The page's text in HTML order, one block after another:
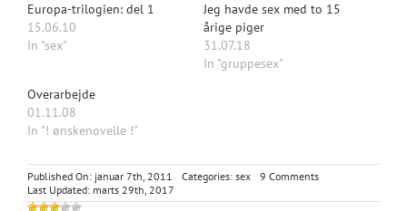
Europa-trilogien: del 1
15.06.10
In "sex"
Jeg havde sex med to 15
årige piger
31.07.18
In "gruppesex"
Overarbejde
01.11.08
In "! ønskenovelle !"
Published On: januar 7th, 2011 Categories: sex 9 Commentson
trilogien:
Last Updated: marts 29th, 2017